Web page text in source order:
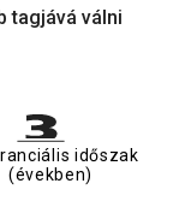
tagjává válni
időszak
(években)